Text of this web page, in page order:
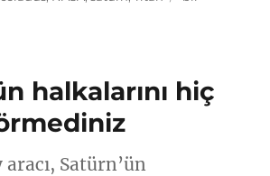
için
halkalarını hiç
Satürn’ün